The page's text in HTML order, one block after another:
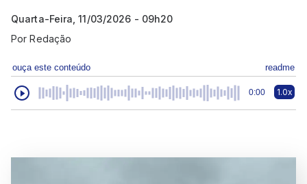
Quarta-Feira, 11/03/2026 - 09h20
PorRedação
ouça este conteúdo readme
0:00 1.0x